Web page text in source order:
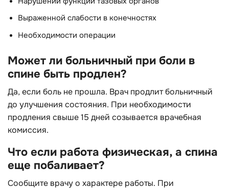
Выраженной слабости в конечностях
Необходимости операции
Может ли больничный при боли в
спине быть продлен?
Да, если боль не прошла. Врач продлит больничный
до улучшения состояния. При необходимости
продления свыше 15 дней созывается врачебная
комиссия.
Что если работа физическая, а спина
еще побаливает?
Сообщите врачу о характере работы. При